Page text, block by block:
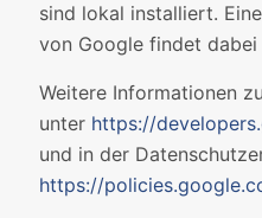
sind lokal installiert.
von Google findet
Weitere Informationen
unter https://
und in der
https://